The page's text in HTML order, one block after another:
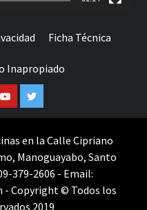
Ficha Técnica
Inapropiado
YoutubeTwitter
en la Calle Cipriano
Manoguayabo, Santo
379-2606 - Email:
- Copyright © Todos los
2019